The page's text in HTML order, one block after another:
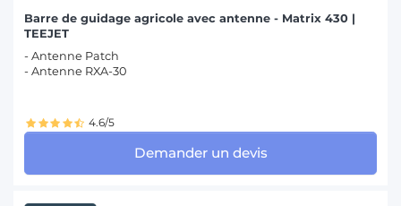
Barre de guidage agricole avec antenne - Matrix 430 |
TEEJET
- Antenne Patch
- Antenne RXA-30
4.6/5
Demander un devis